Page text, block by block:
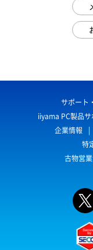
サポート
iiyama PC製品
企業情報
特
古物営